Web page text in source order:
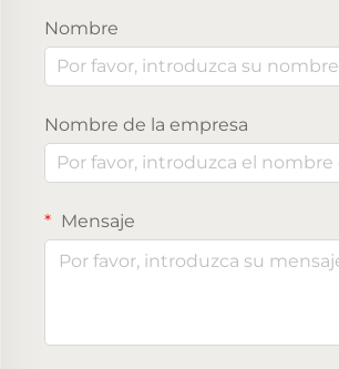
Nombre
Nombre de la empresa
Mensaje